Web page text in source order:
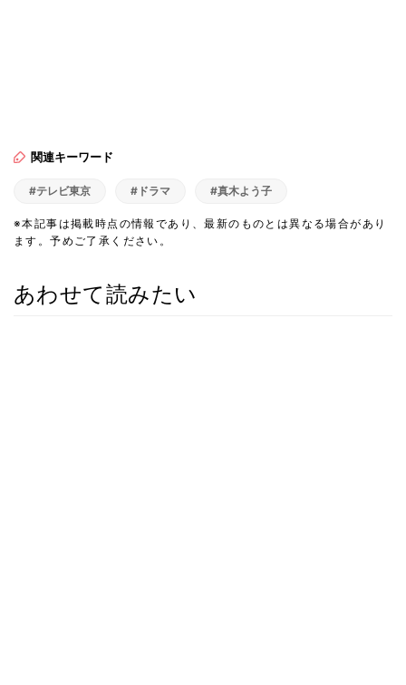
関連キーワード
#テレビ東京 #ドラマ #真木よう子
※本記事は掲載時点の情報であり、最新のものとは異なる場合があり
ます。予めご了承ください。
あわせて読みたい